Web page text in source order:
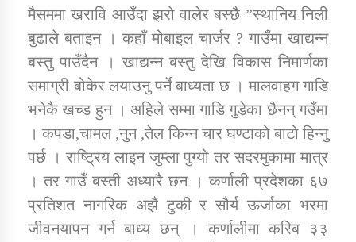
मैसममा खरावि आउँदा झरो वालेर बस्छै ”स्थानिय निली
बुढाले बताइन । कहाँ मोबाइल चार्जर ? गाउँमा खाद्यन्न
बस्तु पाउँदैन । खाद्यन्न बस्तु देखि विकास निमार्णका
समाग्री बोकेर लयाउनु पर्ने बाध्यता छ । मालवाहग गाडि
भनेकै खच्ड हुन । अहिले सम्मा गाडि गुडेका छैनन् गउँमा
। कपडा,चामल ,नुन ,तेल किन्न चार घण्टाको बाटो हिन्नु
पर्छ । राष्ट्रिय लाइन जुम्ला पुग्यो तर सदरमुकामा मात्र
। तर गाउँ बस्ती अध्यारै छन । कर्णाली प्रदेशका ६७
प्रतिशत नागरिक अझै टुकी र सौर्य ऊर्जाका भरमा
जीवनयापन गर्न बाध्य छन् । कर्णालीमा करिब ३३